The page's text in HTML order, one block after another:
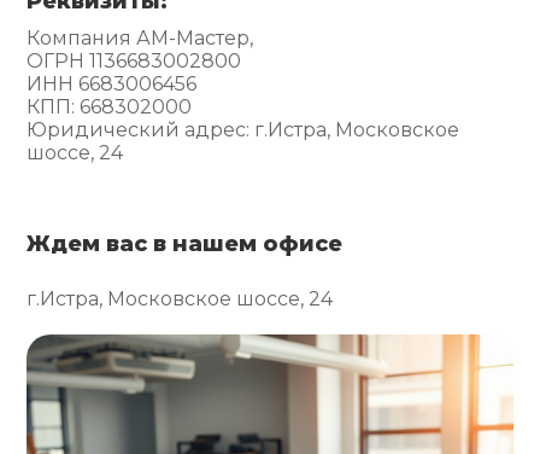
Компания АМ-Мастер,
ОГРН 1136683002800
ИНН 6683006456
КПП: 668302000
Юридический адрес: г.Истра, Московское
шоссе, 24
Ждем вас в нашем офисе
г.Истра, Московское шоссе, 24